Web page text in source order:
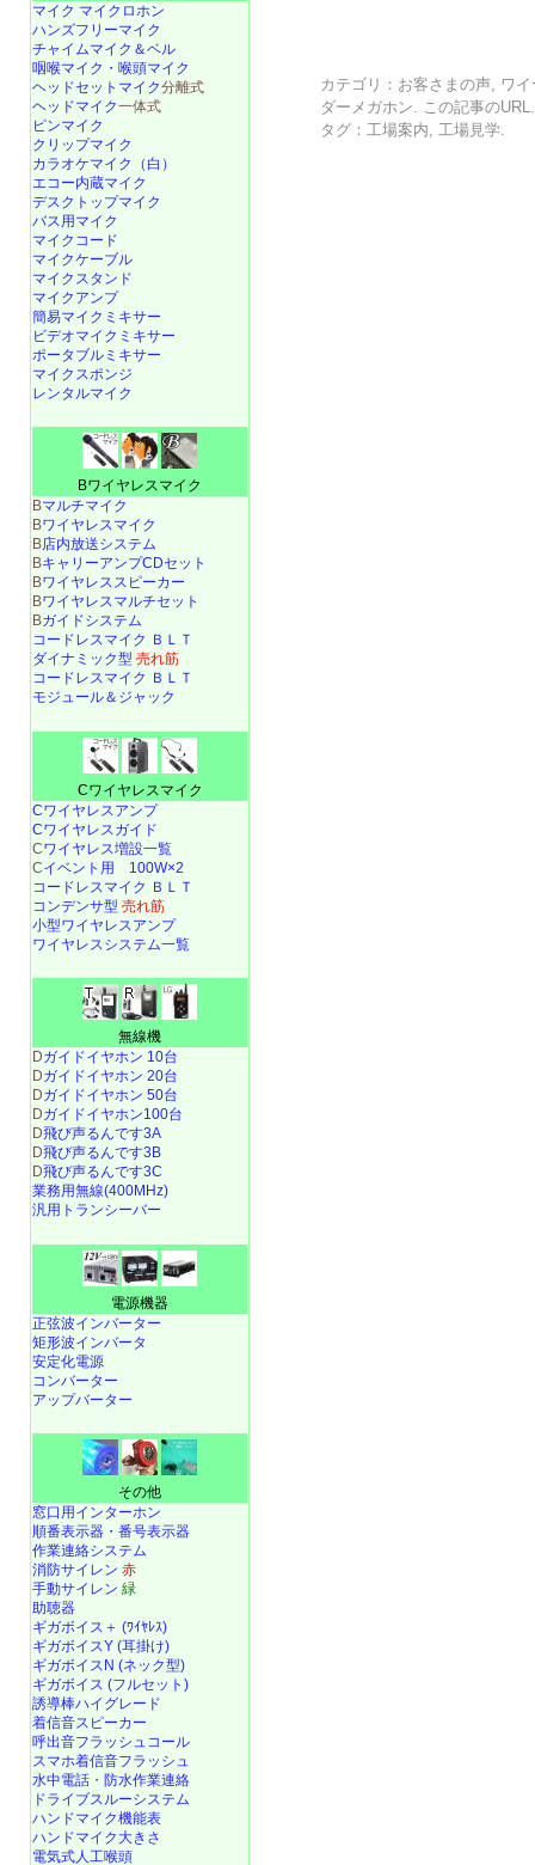
カテゴリ： お客さまの声, ワ
ダーメガホン. この記事のURL.
タグ：工場案内,工場見学.
マイク マイクロホン
ハンズフリーマイク
チャイムマイク＆ベル
咽喉マイク・喉頭マイク
ヘッドセットマイク分離式
ヘッドマイク一体式
ピンマイク
クリップマイク
カラオケマイク（白）
エコー内蔵マイク
デスクトップマイク
バス用マイク
マイクコード
マイクケーブル
マイクスタンド
マイクアンプ
簡易マイクミキサー
ビデオマイクミキサー
ポータブルミキサー
マイクスポンジ
レンタルマイク
Bワイヤレスマイク
Bマルチマイク
Bワイヤレスマイク
B店内放送システム
BキャリーアンプCDセット
Bワイヤレススピーカー
Bワイヤレスマルチセット
Bガイドシステム
コードレスマイク ＢＬＴ
ダイナミック型 売れ筋
コードレスマイク ＢＬＴ
モジュール＆ジャック
Cワイヤレスマイク
Cワイヤレスアンプ
Cワイヤレスガイド
Cワイヤレス増設一覧
Cイベント用 100W×2
コードレスマイク ＢＬＴ
コンデンサ型 売れ筋
小型ワイヤレスアンプ
ワイヤレスシステム一覧
無線機
Dガイドイヤホン 10台
Dガイドイヤホン 20台
Dガイドイヤホン 50台
Dガイドイヤホン100台
D飛び声るんです3A
D飛び声るんです3B
D飛び声るんです3C
業務用無線(400MHz)
汎用トランシーバー
電源機器
正弦波インバーター
矩形波インバータ
安定化電源
コンバーター
アップバーター
その他
窓口用インターホン
順番表示器・番号表示器
作業連絡システム
消防サイレン 赤
手動サイレン 緑
助聴器
ギガボイス＋ (ﾜｲﾔﾚｽ)
ギガボイスY (耳掛け)
ギガボイスN (ネック型)
ギガボイス (フルセット)
誘導棒ハイグレード
着信音スピーカー
呼出音フラッシュコール
スマホ着信音フラッシュ
水中電話 ・ 防水作業連絡
ドライブスルーシステム
ハンドマイク機能表
ハンドマイク大きさ
電気式人工喉頭